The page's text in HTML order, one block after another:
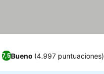
7,5Bueno (4.997 puntuaciones)